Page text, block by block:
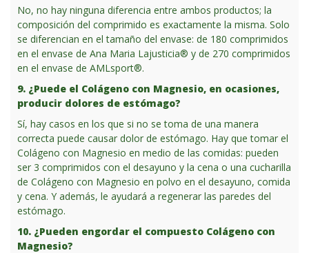
No, no hay ninguna diferencia entre ambos productos; la
composición del comprimido es exactamente la misma. Solo
se diferencian en el tamaño del envase: de 180 comprimidos
en el envase de Ana Maria Lajusticia® y de 270 comprimidos
en el envase de AMLsport®.
9. ¿Puede el Colágeno con Magnesio, en ocasiones,
producir dolores de estómago?
Sí, hay casos en los que si no se toma de una manera
correcta puede causar dolor de estómago. Hay que tomar el
Colágeno con Magnesio en medio de las comidas: pueden
ser 3 comprimidos con el desayuno y la cena o una cucharilla
de Colágeno con Magnesio en polvo en el desayuno, comida
y cena. Y además, le ayudará a regenerar las paredes del
estómago.
10. ¿Pueden engordar el compuesto Colágeno con
Magnesio?